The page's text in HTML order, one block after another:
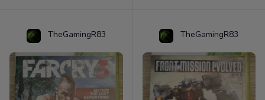
TheGamingR83 TheGamingR83